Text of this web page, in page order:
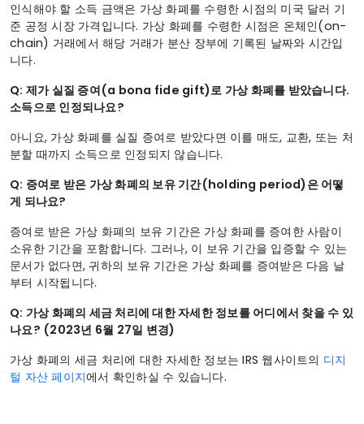
인식해야 할 소득 금액은 가상 화폐를 수령한 시점의 미국 달러 기
준 공정 시장 가격입니다. 가상 화폐를 수령한 시점은 온체인(on-
chain) 거래에서 해당 거래가 분산 장부에 기록된 날짜와 시간입
니다.
Q: 제가 실질 증여(a bona fide gift)로 가상 화폐를 받았습니다.
소득으로 인정되나요?
아니요, 가상 화폐를 실질 증여로 받았다면 이를 매도, 교환, 또는 처
분할 때까지 소득으로 인정되지 않습니다.
Q: 증여로 받은 가상 화폐의 보유 기간(holding period)은 어떻
게 되나요?
증여로 받은 가상 화폐의 보유 기간은 가상 화폐를 증여한 사람이
소유한 기간을 포함합니다. 그러나, 이 보유 기간을 입증할 수 있는
문서가 없다면, 귀하의 보유 기간은 가상 화폐를 증여받은 다음 날
부터 시작됩니다.
Q: 가상 화폐의 세금 처리에 대한 자세한 정보를 어디에서 찾을 수 있
나요? (2023년 6월 27일 변경)
가상 화폐의 세금 처리에 대한 자세한 정보는 IRS 웹사이트의 디지
털 자산 페이지에서 확인하실 수 있습니다.